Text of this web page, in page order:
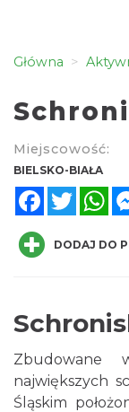
Główna
Miejscowość:
BIELSKO-BIAŁA
FacebookTwitter
DODAJ DO
największych
Śląskim